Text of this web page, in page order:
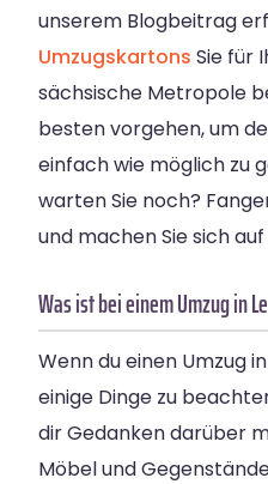
unserem Blogbeitrag
Umzugskartons Sie für
sächsische Metropole
besten vorgehen, um
einfach wie möglich zu
warten Sie noch?
und machen Sie sich
Was ist bei einem Umzug in
Wenn du einen Umzug
einige Dinge zu
dir Gedanken darüber
Möbel und